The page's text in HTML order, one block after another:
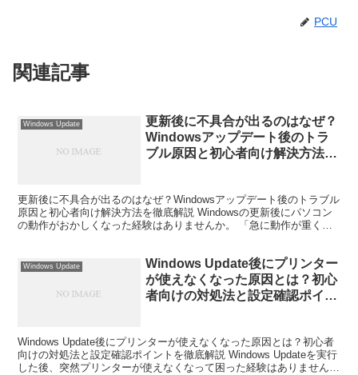
PCU
関連記事
Windows Update
更新後に不具合が出るのはなぜ？
Windowsアップデート後のトラ
ブル原因と初心者向け解決方法を
更新後に不具合が出るのはなぜ？Windowsアップデート後のトラブル
原因と初心者向け解決方法を徹底解説 Windowsの更新後にパソコン
の動作がおかしくなった経験はありませんか。 「急に動作が重くな
Windows Update
Windows Update後にプリンター
が使えなくなった原因とは？初心
者向けの対処法と設定確認ポイン
Windows Update後にプリンターが使えなくなった原因とは？初心者
向けの対処法と設定確認ポイントを徹底解説 Windows Updateを実行
した後、突然プリンターが使えなくなって困った経験はありません